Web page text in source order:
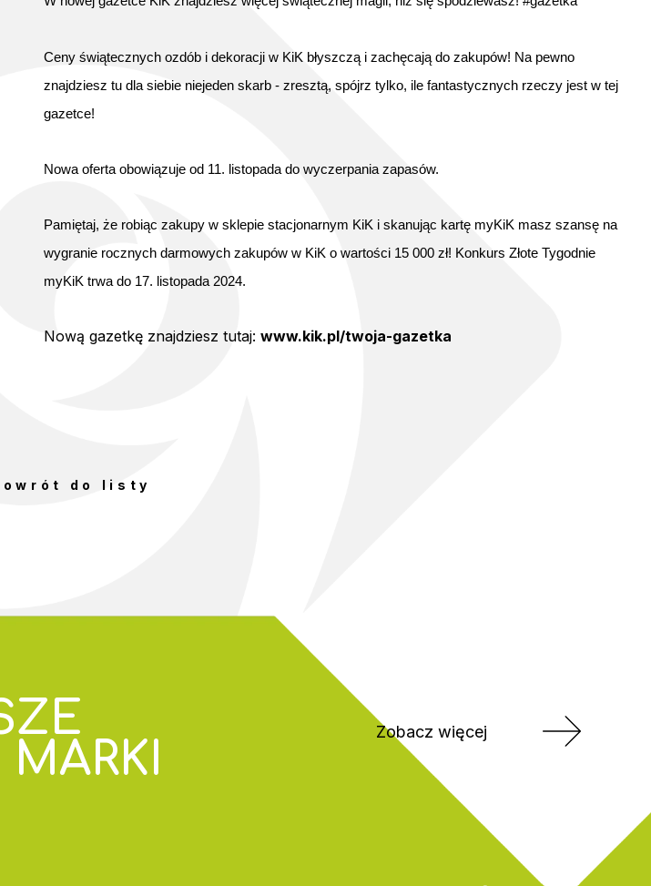
Ceny świątecznych ozdób i dekoracji w KiK błyszczą i zachęcają do zakupów! Na pewno
znajdziesz tu dla siebie niejeden skarb - zresztą, spójrz tylko, ile fantastycznych rzeczy jest w tej
gazetce!
Nowa oferta obowiązuje od 11. listopada do wyczerpania zapasów.
Pamiętaj, że robiąc zakupy w sklepie stacjonarnym KiK i skanując kartę myKiK masz szansę na
wygranie rocznych darmowych zakupów w KiK o wartości 15 000 zł! Konkurs Złote Tygodnie
myKiK trwa do 17. listopada 2024.
Nową gazetkę znajdziesz tutaj: www.kik.pl/twoja-gazetka
do listy
MARKI
Zobacz więcej